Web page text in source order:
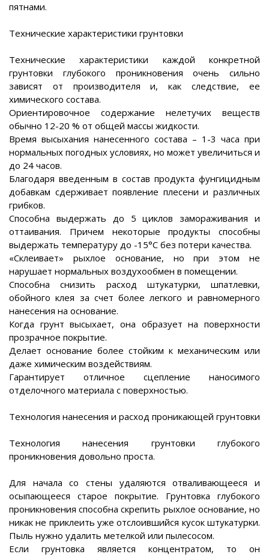
пятнами.
Технические характеристики грунтовки
Технические характеристики каждой конкретной
грунтовки глубокого проникновения очень сильно
зависят от производителя и, как следствие, ее
химического состава.
Ориентировочное содержание нелетучих веществ
обычно 12-20 % от общей массы жидкости.
Время высыхания нанесенного состава – 1-3 часа при
нормальных погодных условиях, но может увеличиться и
до 24 часов.
Благодаря введенным в состав продукта фунгицидным
добавкам сдерживает появление плесени и различных
грибков.
Способна выдержать до 5 циклов замораживания и
оттаивания. Причем некоторые продукты способны
выдержать температуру до -15°С без потери качества.
«Склеивает» рыхлое основание, но при этом не
нарушает нормальных воздухообмен в помещении.
Способна снизить расход штукатурки, шпатлевки,
обойного клея за счет более легкого и равномерного
нанесения на основание.
Когда грунт высыхает, она образует на поверхности
прозрачное покрытие.
Делает основание более стойким к механическим или
даже химическим воздействиям.
Гарантирует отличное сцепление наносимого
отделочного материала с поверхностью.
Технология нанесения и расход проникающей грунтовки
Технология нанесения грунтовки глубокого
проникновения довольно проста.
Для начала со стены удаляются отваливающееся и
осыпающееся старое покрытие. Грунтовка глубокого
проникновения способна скрепить рыхлое основание, но
никак не приклеить уже отслоившийся кусок штукатурки.
Пыль нужно удалить метелкой или пылесосом.
Если грунтовка является концентратом, то он